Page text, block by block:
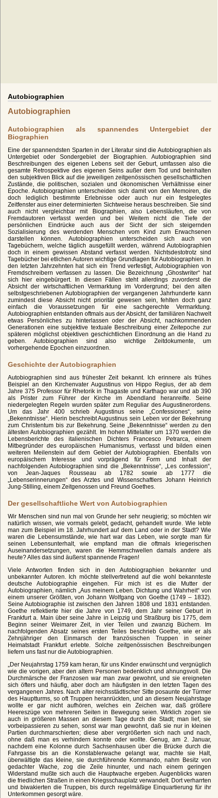
Autobiographien
Autobiographien
Autobiographien als spannendes Untergebiet der
Biographien
Eine der spannendsten Sparten in der Literatur sind die Autobiographien als
Untergebiet oder Sondergebiet der Biographien. Autobiographien sind
Beschreibungen des eigenen Lebens seit der Geburt, umfassen also die
gesamte Retrospektive des eigenen Seins außer dem Tod und beinhalten
den subjektiven Blick auf die jeweiligen zeitgenössischen gesellschaftlichen
Zustände, die politischen, sozialen und ökonomischen Verhältnisse einer
Epoche. Autobiographien unterscheiden sich damit von den Memoiren, die
doch lediglich bestimmte Erlebnisse oder auch nur ein festgelegtes
Zeitfenster aus einer determinierten Sichtweise heraus beschreiben. Sie sind
auch nicht vergleichbar mit Biographien, also Lebensläufen, die von
Fremdautoren verfasst werden und bei Weitem nicht die Tiefe der
persönlichen Eindrücke auch aus der Sicht der sich steigernden
Sozialisierung des werdenden Menschen vom Kind zum Erwachsenen
darstellen können. Autobiographien unterscheiden sich auch von
Tagebüchern, welche täglich ausgefüllt werden, während Autobiographien
doch in einem gewissen Abstand verfasst werden. Nichtsdestotrotz sind
Tagebücher bei etlichen Autoren wichtige Grundlagen für Autobiographien. In
den letzten Jahrzehnten hat sich ein Trend verfestigt, Autobiographien von
Fremdschreibern verfassen zu lassen. Die Bezeichnung „Ghostwriter“ hat
sich hier eingebürgert. In diesen Fällen steht allerdings zuvorderst die
Absicht der wirtschaftlichen Vermarktung im Vordergrund; bei den alten
selbstgeschriebenen Autobiographien der vergangenen Jahrhunderte kann
zumindest diese Absicht nicht prioritär gewesen sein, fehlten doch ganz
einfach die Voraussetzungen für eine sachgerechte Vermarktung.
Autobiographien entstanden oftmals aus der Absicht, der familiären Nachwelt
etwas Persönliches zu hinterlassen oder der Absicht, nachkommenden
Generationen eine subjektive textuale Beschreibung einer Zeitepoche zur
späteren möglichst objektiven geschichtlichen Einordnung an die Hand zu
geben. Autobiographien sind also wichtige Zeitdokumente, um
vorhergehende Epochen einzuordnen.
Geschichte der Autobiographien
Autobiographien sind aus frühester Zeit bekannt. Ich erinnere als frühes
Beispiel an den Kirchenvater Augustinus von Hippo Regius, der ab dem
Jahre 375 Professor für Rhetorik in Thagaste und Karthago war und ab 390
als Prister zum Führer der Kirche im Abendland heranreifte. Seine
niedergelegten Regeln wurden später zum Reguliar des Augustinerordens.
Um das Jahr 400 schrieb Augustinus seine „Confessiones“, seine
„Bekenntnisse“. Hierin beschreibt Augustinus sein Leben vor der Bekehrung
zum Christentum bis zur Bekehrung. Seine „Bekenntnisse“ werden zu den
ältesten Autobiographien gezählt. Im hohen Mittelalter um 1370 werden die
Lebensberichte des italienischen Dichters Francesco Petrarca, einem
Mitbegründer des europäischen Humanismus, verfasst und bilden einen
weiteren Meilenstein auf dem Gebiet der Autobiographien. Ebenfalls von
europäischem Interesse und vorprägend für Form und Inhalt der
nachfolgenden Autobiographien sind die „Bekenntnisse“, „Les confession“,
von Jean-Jaques Rousseau ab 1782 sowie ab 1777 die
„Lebenserinnerungen“ des Arztes und Wissenschaftlers Johann Heinrich
Jung-Stilling, einem Zeitgenossen und Freund Goethes.
Der gesellschaftliche Wert von Autobiographien
Wir Menschen sind nun mal von Grunde her sehr neugierig; so möchten wir
natürlich wissen, wie vormals gelebt, gedacht, gehandelt wurde. Wie lebte
man zum Beispiel im 18. Jahrhundert auf dem Land oder in der Stadt? Wie
waren die Lebensumstände, wie hart war das Leben, wie sorgte man für
seinen Lebensunterhalt, wie empfand man die oftmals kriegerischen
Auseinandersetzungen, waren die Hemmschwellen damals andere als
heute? Alles das sind äußerst spannende Fragen!
Viele Antworten finden sich in den Autobiographien bekannter und
unbekannter Autoren. Ich möchte stellvertretend auf die wohl bekannteste
deutsche Autobiographie eingehen. Für mich ist es die Mutter der
Autobiographien, nämlich „Aus meinem Leben. Dichtung und Wahrheit“ von
einem unserer Größten, von Johann Wolfgang von Goethe (1749 – 1832).
Seine Autobiographie ist zwischen den Jahren 1808 und 1831 entstanden.
Goethe reflektierte hier die Jahre von 1749, dem Jahr seiner Geburt in
Frankfurt a. Main über seine Jahre in Leipzig und Straßburg bis 1775, dem
Beginn seiner Weimarer Zeit, in vier Teilen und zwanzig Büchern. Im
nachfolgenden Absatz seines ersten Teiles beschrieb Goethe, wie er als
Zehnjähriger den Einmarsch der französischen Truppen in seiner
Heimatstadt Frankfurt erlebte. Solche zeitgenössischen Beschreibungen
liefern uns fast nur die Autobiographien.
„Der Neujahrstag 1759 kam heran, für uns Kinder erwünscht und vergnüglich
wie die vorigen, aber den altern Personen bedenklich und ahnungsvoll. Die
Durchmärsche der Franzosen war man zwar gewohnt, und sie ereigneten
sich öfters und häufig, aber doch am häufigsten in den letzten Tagen des
vergangenen Jahres. Nach alter reichsstädtischer Sitte posaunte der Türmer
des Hauptturms, so oft Truppen heranrückten, und an diesem Neujahrstage
wollte er gar nicht aufhören, welches ein Zeichen war, daß größere
Heereszüge von mehreren Seiten in Bewegung seien. Wirklich zogen sie
auch in größeren Massen an diesem Tage durch die Stadt; man lief, sie
vorbeipassieren zu sehen, sonst war man gewohnt, daß sie nur in kleinen
Partien durchmarschierten; diese aber vergrößerten sich nach und nach,
ohne daß man es verhindern konnte oder wollte. Genug, am 2. Januar,
nachdem eine Kolonne durch Sachsenhausen über die Brücke durch die
Fahrgasse bis an die Konstablerwache gelangt war, machte sie Halt,
überwältigte das kleine, sie durchführende Kommando, nahm Besitz von
gedachter Wache, zog die Zeile hinunter, und nach einem geringen
Widerstand mußte sich auch die Hauptwache ergeben. Augenblicks waren
die friedlichen Straßen in einen Kriegsschauplatz verwandelt. Dort verharrten
und biwakierten die Truppen, bis durch regelmäßige Einquartierung für ihr
Unterkommen gesorgt wäre.